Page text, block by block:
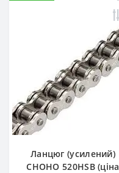
Ланцюг (усилений)
СHOHO 520HSB (ціна